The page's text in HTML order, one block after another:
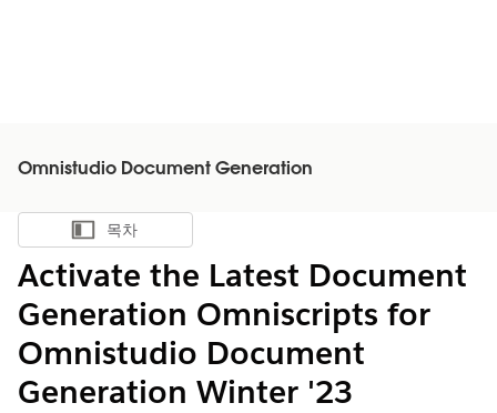
Omnistudio Document Generation
목차 표시
목차
Activate the Latest Document
Generation Omniscripts for
Omnistudio Document
Generation Winter '23